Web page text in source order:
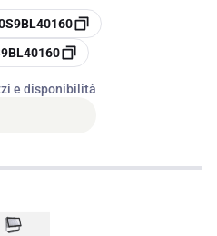
e disponibilità